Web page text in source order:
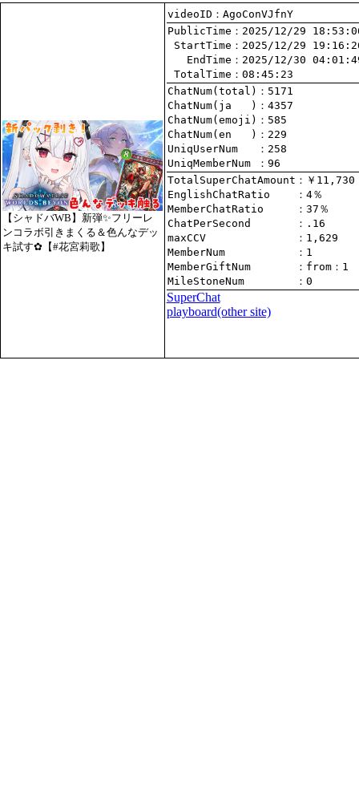
【シャドバWB】新弾✨フリーレ
ンコラボ引きまくる＆色んなデッ
キ試す✿【#花宮莉歌】
videoID：AgoConVJfnY
PublicTime
StartTime
   EndTime
TotalTime ：08:45:23
ChatNum(total)
ChatNum(ja   )
ChatNum(emoji)
ChatNum(en   )
UniqUserNum
：258
UniqMemberNum
：96
TotalSuperChatAmount
EnglishChatRatio
MemberChatRatio
ChatPerSecond
maxCCV
：1,629
MemberNum
：1
MemberGiftNum
： from ：1
MileStoneNum
：0
SuperChat
playboard(other site)